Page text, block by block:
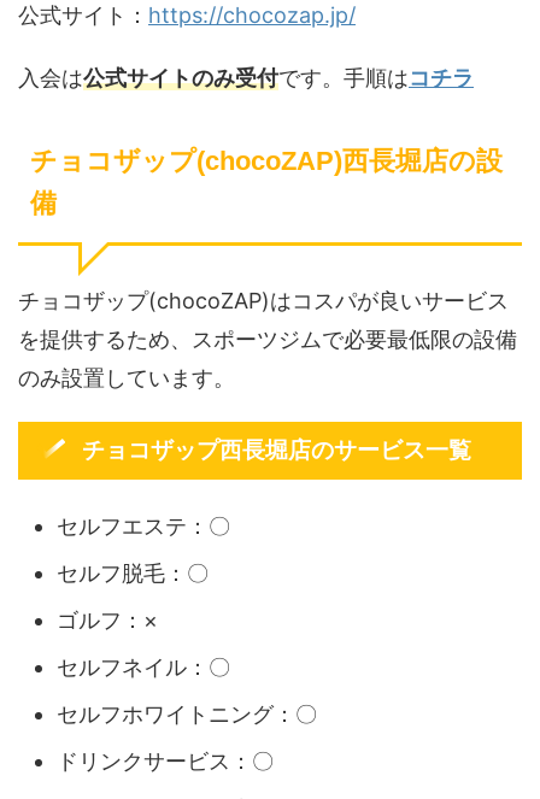
公式サイト： https://chocozap.jp/
入会は公式サイトのみ受付です。手順はコチラ
チョコザップ(chocoZAP)西長堀店の設
備
チョコザップ(chocoZAP)はコスパが良いサービス
を提供するため、スポーツジムで必要最低限の設備
のみ設置しています。
チョコザップ西長堀店のサービス一覧
セルフエステ：〇
セルフ脱毛：〇
ゴルフ：×
セルフネイル：〇
セルフホワイトニング：〇
ドリンクサービス：〇